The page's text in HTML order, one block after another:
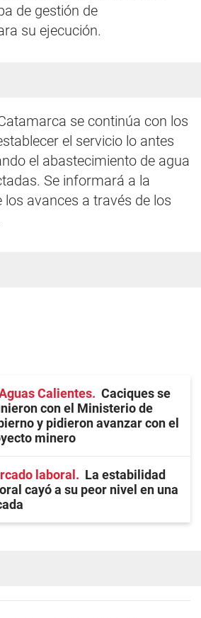
de gestión de
su ejecución.
se continúa con los
el servicio lo antes
el abastecimiento de agua
Se informará a la
avances a través de los
Calientes
Caciques se
con el Ministerio de
y pidieron avanzar con el
minero
laboral
La estabilidad
cayó a su peor nivel en una